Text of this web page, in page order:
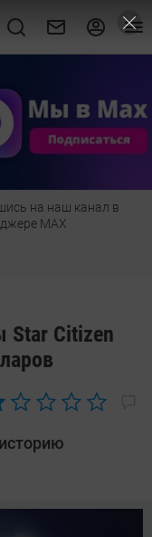
на наш канал в
МАХ
Star Citizen